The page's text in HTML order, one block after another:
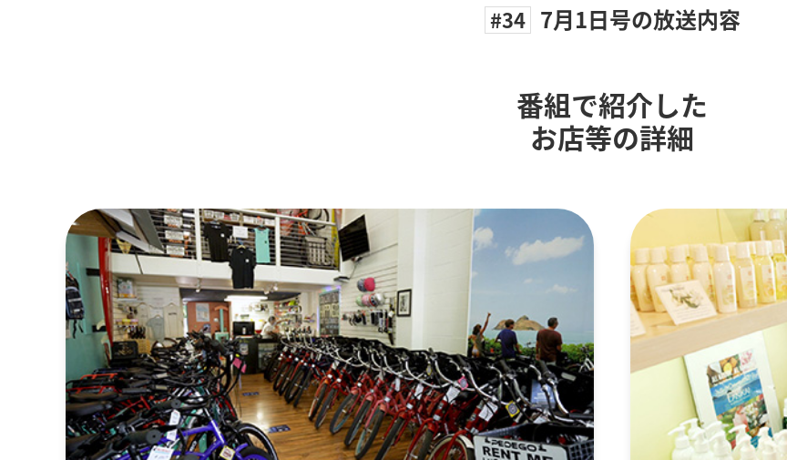
#34 7月1日号の放送内容
番組で紹介した
お店等の詳細